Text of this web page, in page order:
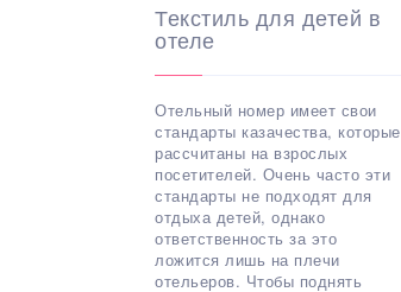
Текстиль для детей в
отеле
Отельный номер имеет свои
стандарты казачества, которые
рассчитаны на взрослых
посетителей. Очень часто эти
стандарты не подходят для
отдыха детей, однако
ответственность за это
ложится лишь на плечи
отельеров. Чтобы поднять